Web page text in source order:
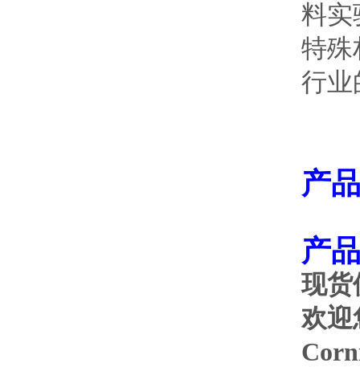
料实
特殊
行业
产
产
现货
欢